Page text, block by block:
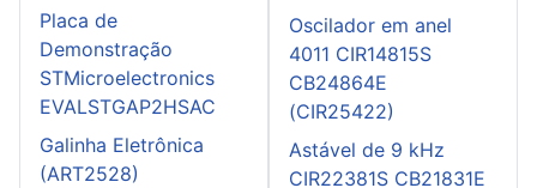
Placa de
Demonstração
STMicroelectronics
EVALSTGAP2HSAC
Galinha Eletrônica
(ART2528)
Oscilador em anel
4011 CIR14815S
CB24864E
(CIR25422)
Astável de 9 kHz
CIR22381S CB21831E